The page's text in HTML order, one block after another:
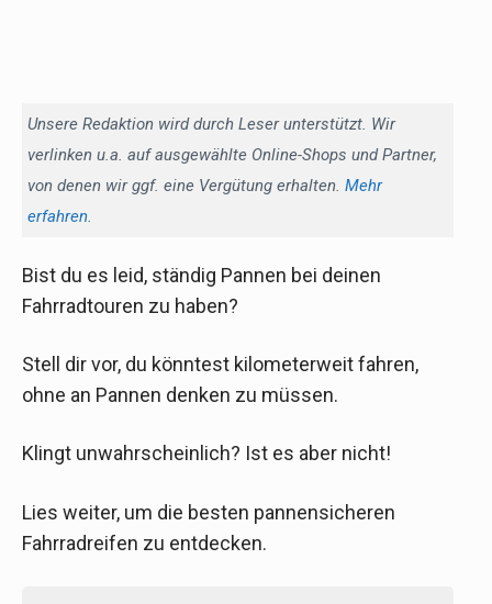
Unsere Redaktion wird durch Leser unterstützt. Wir
verlinken u.a. auf ausgewählte Online-Shops und Partner,
von denen wir ggf. eine Vergütung erhalten. Mehr
erfahren.
Bist du es leid, ständig Pannen bei deinen
Fahrradtouren zu haben?
Stell dir vor, du könntest kilometerweit fahren,
ohne an Pannen denken zu müssen.
Klingt unwahrscheinlich? Ist es aber nicht!
Lies weiter, um die besten pannensicheren
Fahrradreifen zu entdecken.